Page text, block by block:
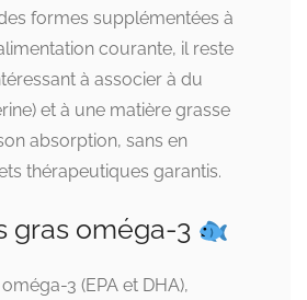
formes supplémentées à
courante, il reste
à associer à du
et à une matière grasse
absorption, sans en
thérapeutiques garantis.
gras oméga-3
3 (EPA et DHA),